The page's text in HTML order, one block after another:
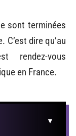
sont terminées
dire qu’au
rendez-vous
en France.